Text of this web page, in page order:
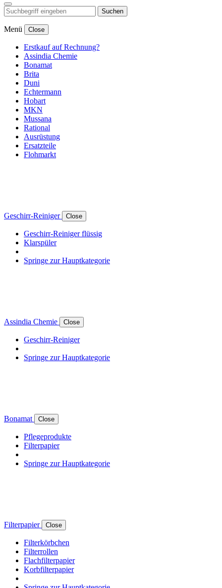
Suchen
Menü Close
Erstkauf auf Rechnung?
Assindia Chemie
Bonamat
Brita
Duni
Echtermann
Hobart
MKN
Mussana
Rational
Ausrüstung
Ersatzteile
Flohmarkt
Geschirr-Reiniger Close
Geschirr-Reiniger flüssig
Klarspüler
Springe zur Hauptkategorie
Assindia Chemie Close
Geschirr-Reiniger
Springe zur Hauptkategorie
Bonamat Close
Pflegeprodukte
Filterpapier
Springe zur Hauptkategorie
Filterpapier Close
Filterkörbchen
Filterrollen
Flachfilterpapier
Korbfilterpapier